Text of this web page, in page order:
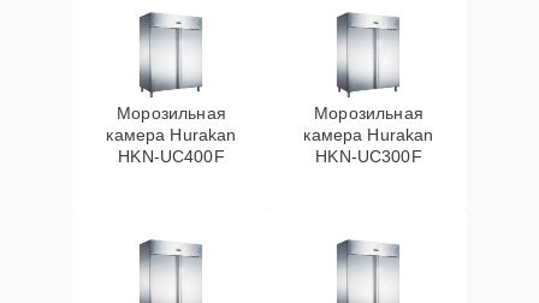
Морозильная
камера Hurakan
HKN-UC400F
Морозильная
камера Hurakan
HKN-UC300F